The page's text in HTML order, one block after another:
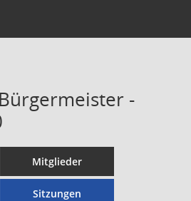
-
Mitglieder
Sitzungen